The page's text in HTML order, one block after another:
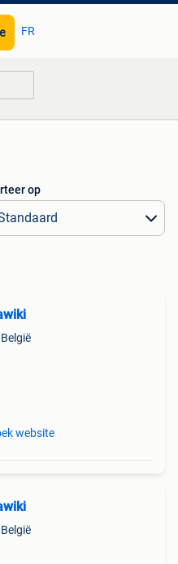
FR
op
website